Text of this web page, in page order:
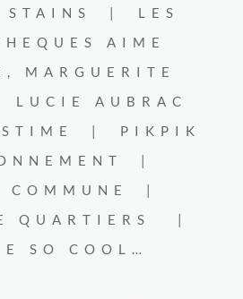
STAINS | LES
AIME
MARGUERITE
LUCIE AUBRAC
| PIKPIK
|
COMMUNE |
QUARTIERS |
SO COOL…